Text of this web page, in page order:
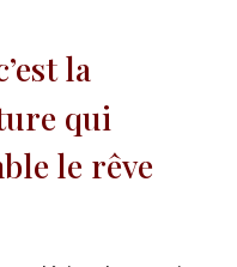
la
qui
le rêve